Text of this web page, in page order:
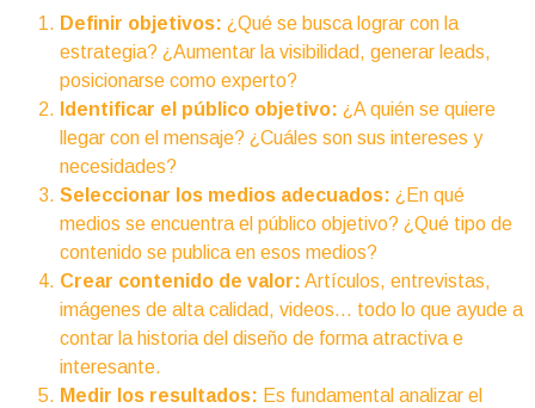
Definir objetivos: ¿Qué se busca lograr con la
estrategia? ¿Aumentar la visibilidad, generar leads,
posicionarse como experto?
Identificar el público objetivo: ¿A quién se quiere
llegar con el mensaje? ¿Cuáles son sus intereses y
necesidades?
Seleccionar los medios adecuados: ¿En qué
medios se encuentra el público objetivo? ¿Qué tipo de
contenido se publica en esos medios?
Crear contenido de valor: Artículos, entrevistas,
imágenes de alta calidad, videos… todo lo que ayude a
contar la historia del diseño de forma atractiva e
interesante.
Medir los resultados: Es fundamental analizar el